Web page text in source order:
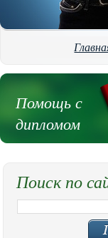
Помощь с
дипломом
Поиск по